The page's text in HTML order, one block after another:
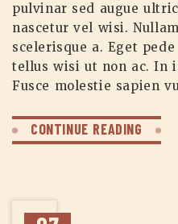
pulvinar sed augue
nascetur vel wisi.
scelerisque a. Eget
tellus wisi ut non ac. In
Fusce molestie sapien
CONTINUE READING